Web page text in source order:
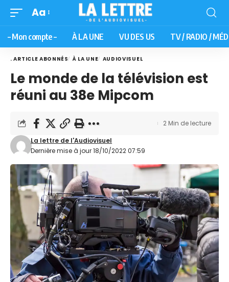
Aa
– Mon compte – À LA UNE VU DES US TV / RADIO /
. ARTICLE ABONNÉS À LA UNE AUDIOVISUEL
Le monde de la télévision est
réuni au 38e Mipcom
Dernière mise à jour 18/10/2022 07:59
La lettre de l'Audiovisuel
2 Min de lecture